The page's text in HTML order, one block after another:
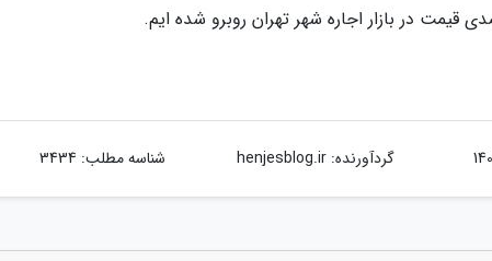
گردآورنده:henjesblog.ir شناسه مطلب: 3434